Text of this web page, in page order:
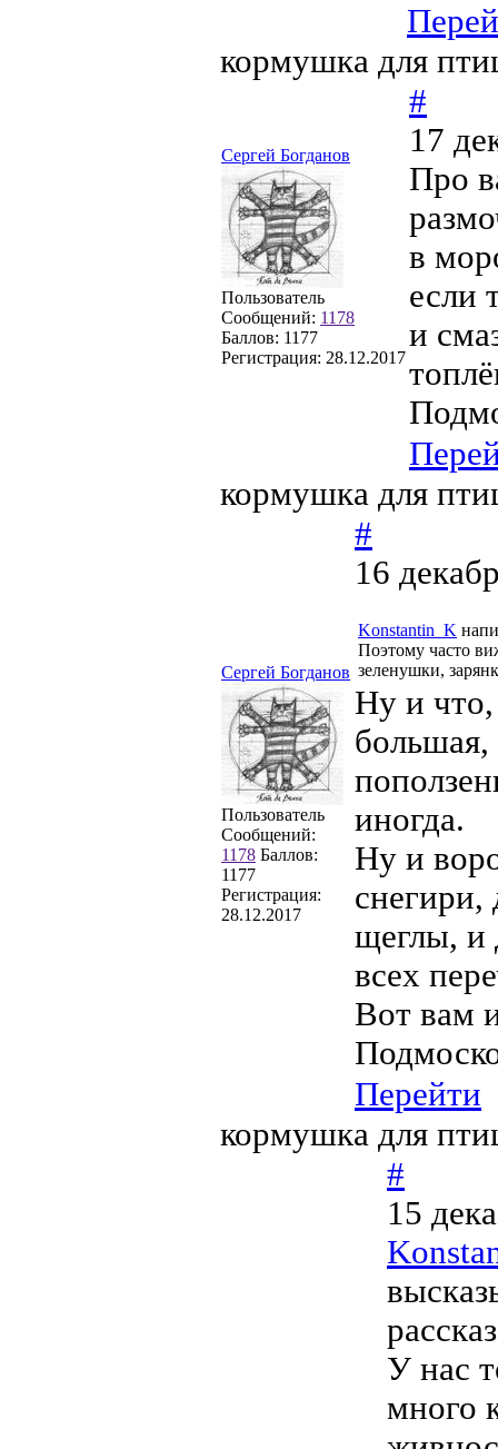
кормушка для
Сергей Богданов
Пользователь
Сообщений: 1178
Баллов: 1177
Регистрация: 28.12.2017
#
17
Про
в
если
и
кормушка для
Сергей Богданов
Пользователь
Сообщений:
1178 Баллов:
1177
Регистрация:
28.12.2017
#
16
Konstantin_K
Поэтому часто
зеленушки,
Ну и
большая,
иногда.
Ну и
щеглы, и
всех
Вот вам
Перейти
кормушка для
#
15
У нас
много